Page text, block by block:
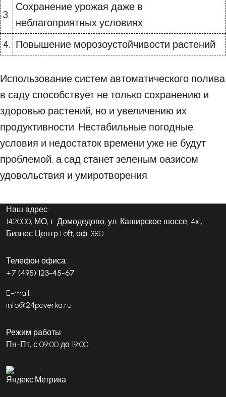
3.
Сохранение урожая даже в
неблагоприятных условиях
4. Повышение морозоустойчивости растений
Использование систем автоматического полива
в саду способствует не только сохранению и
здоровью растений, но и увеличению их
продуктивности. Нестабильные погодные
условия и недостаток времени уже не будут
проблемой, а сад станет зеленым оазисом
удовольствия и умиротворения.
Наш адрес:
142000, МО, г. Домодедово, ул. Каширское шоссе, 4к1,
Бизнес Центр Loft, оф. 380
Телефон офиса:
+7 (495) 123-45-67
E-mail:
info@24poverka.ru
Режим работы:
Пн-Пт, с 09:00 до 19:00